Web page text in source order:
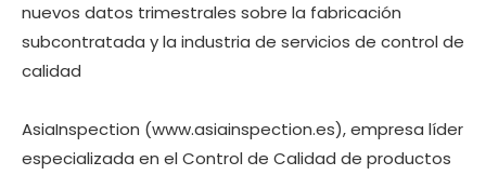
nuevos datos trimestrales sobre la fabricación
subcontratada y la industria de servicios de control de
calidad
AsiaInspection (www.asiainspection.es), empresa líder
especializada en el Control de Calidad de productos